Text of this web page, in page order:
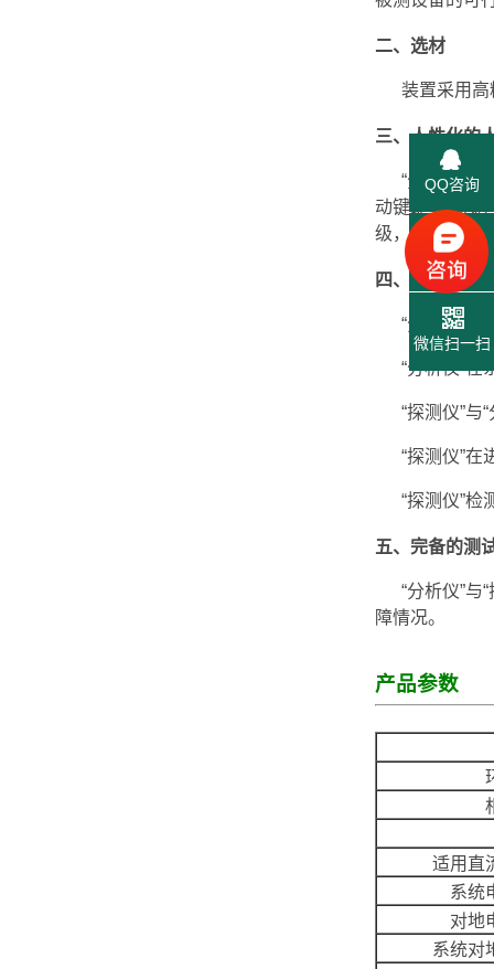
二、选材
装置采用高
三、人性化的
“分析仪”与“
动键即可完成
级，绝缘阻抗
四、智能化的
“分析仪”可
“分析仪”在
“探测仪”与“
“探测仪”在
“探测仪”检
五、完备的测
“分析仪”与“
障情况。
产品参数
适用直
系统
对地
系统对
QQ咨询
联系电话
微信扫一扫